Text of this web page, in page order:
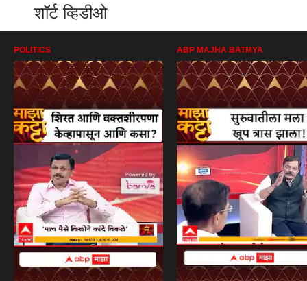
शॉर्ट व्हिडीओ
POLITICS ABP MAJHA BATMYA